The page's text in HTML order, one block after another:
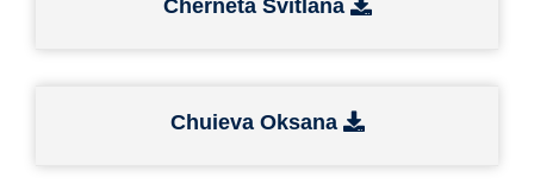
Cherneta Svitlana
Chuieva Oksana